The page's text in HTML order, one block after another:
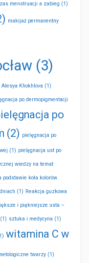
menstruacji a zabieg (1)
makijaż permanentny
(3)
Khokhlova (1)
po dermopigmentacji
po
(2) pielęgnacja po
(1) pielęgnacja ust po
wiedzy na temat
koła kolorów
(1) Reakcja guzkowa
i piękniejsze usta –
(1) sztuka i medycyna (1)
witamina C w
twarzy (1)